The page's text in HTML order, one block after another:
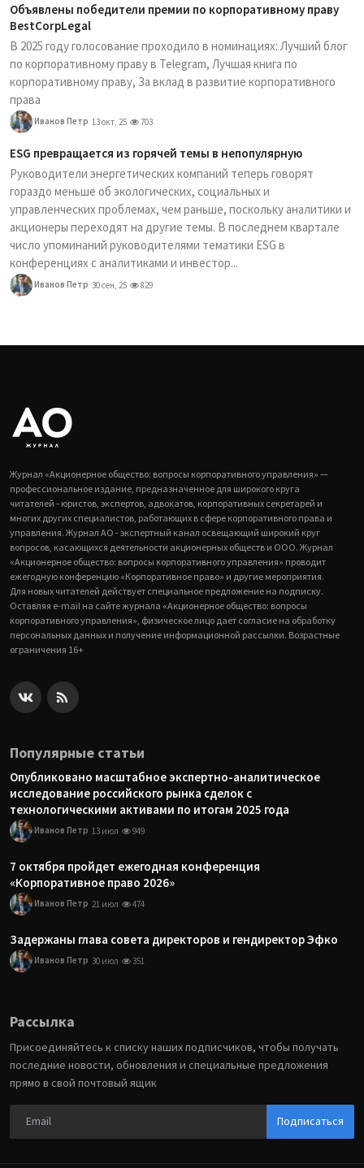
Объявлены победители премии по корпоративному праву
BestCorpLegal
В 2025 году голосование проходило в номинациях: Лучший блог
по корпоративному праву в Telegram, Лучшая книга по
корпоративному праву, За вклад в развитие корпоративного
права
Иванов Петр 13 окт, 25 703
ESG превращается из горячей темы в непопулярную
Руководители энергетических компаний теперь говорят
гораздо меньше об экологических, социальных и
управленческих проблемах, чем раньше, поскольку аналитики и
акционеры переходят на другие темы. В последнем квартале
число упоминаний руководителями тематики ESG в
конференциях с аналитиками и инвестор...
Иванов Петр 30 сен, 25 829
Журнал «Акционерное общество: вопросы корпоративного управления» —
профессиональное издание, предназначенное для широкого круга
читателей - юристов, экспертов, адвокатов, корпоративных секретарей и
многих других специалистов, работающих в сфере корпоративного права и
управления. Журнал АО - экспертный канал освещающий широкий круг
вопросов, касающихся деятельности акционерных обществ и ООО. Журнал
«Акционерное общество: вопросы корпоративного управления» проводит
ежегодную конференцию «Корпоративное право» и другие мероприятия.
Для новых читателей действует специальное предложение на подписку.
Оставляя e-mail на сайте журнала «Акционерное общество: вопросы
корпоративного управления», физическое лицо дает согласие на обработку
персональных данных и получение информационной рассылки. Возрастные
ограничения 16+
Популярные статьи
Опубликовано масштабное экспертно-аналитическое
исследование российского рынка сделок с
технологическими активами по итогам 2025 года
Иванов Петр 13 июл 949
7 октября пройдет ежегодная конференция
«Корпоративное право 2026»
Иванов Петр 21 июл 474
Задержаны глава совета директоров и гендиректор Эфко
Иванов Петр 30 июл 351
Рассылка
Присоединяйтесь к списку наших подписчиков, чтобы получать
последние новости, обновления и специальные предложения
прямо в свой почтовый ящик
Подписаться